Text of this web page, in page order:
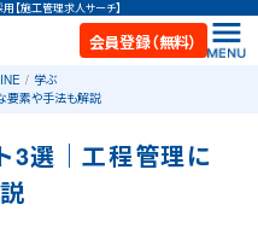
【施工管理求人サーチ】
会員登録（無料）
学ぶ
要素や手法も解説
3選｜工程管理に